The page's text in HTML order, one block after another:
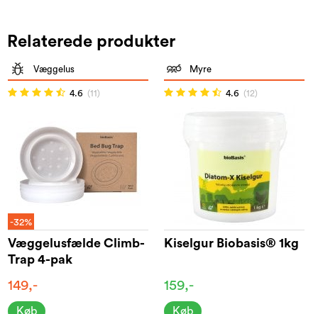
Relaterede produkter
Væggelus
4.6 (11)
-32%
Væggelusfælde Climb-
Trap 4-pak
149,-
Køb
Myre
4.6 (12)
Kiselgur Biobasis® 1kg
159,-
Køb